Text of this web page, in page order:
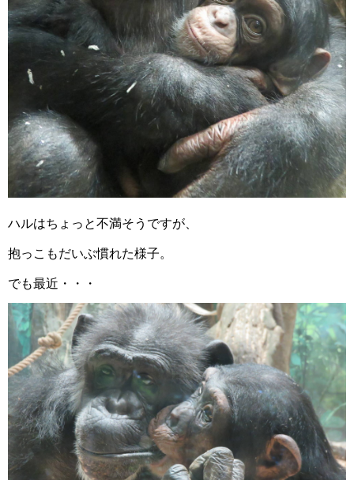
ハルはちょっと不満そうですが、
抱っこもだいぶ慣れた様子。
でも最近・・・